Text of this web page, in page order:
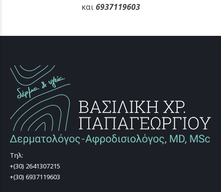
και6937119603
Τηλ:
+(30) 2641307215
+(30) 6937119603